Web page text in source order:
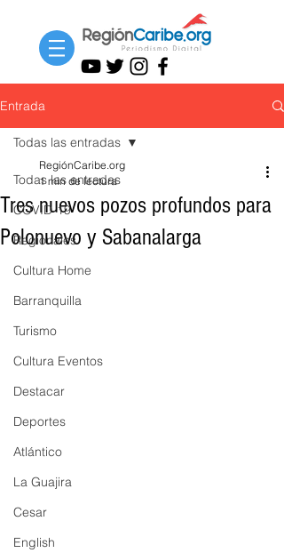
Entrada
Todas las entradas
COVID-19
Regionales
Cultura Home
Barranquilla
Turismo
Cultura Eventos
Destacar
Deportes
Atlántico
La Guajira
Cesar
English
Todas las entradas
Tres nuevos pozos profundos para
Polonuevo y Sabanalarga
RegiónCaribe.org
1 min de lectura